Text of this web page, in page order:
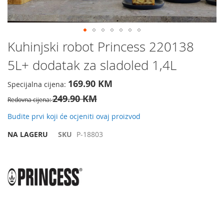
Preskočite
na
početak
galerije
slika
Kuhinjski robot Princess 220138
5L+ dodatak za sladoled 1,4L
Specijalna cijena 169.90 KM
Redovna cijena 249.90 KM
Budite prvi koji će ocjeniti ovaj proizvod
NA LAGERU
SKU P-18803